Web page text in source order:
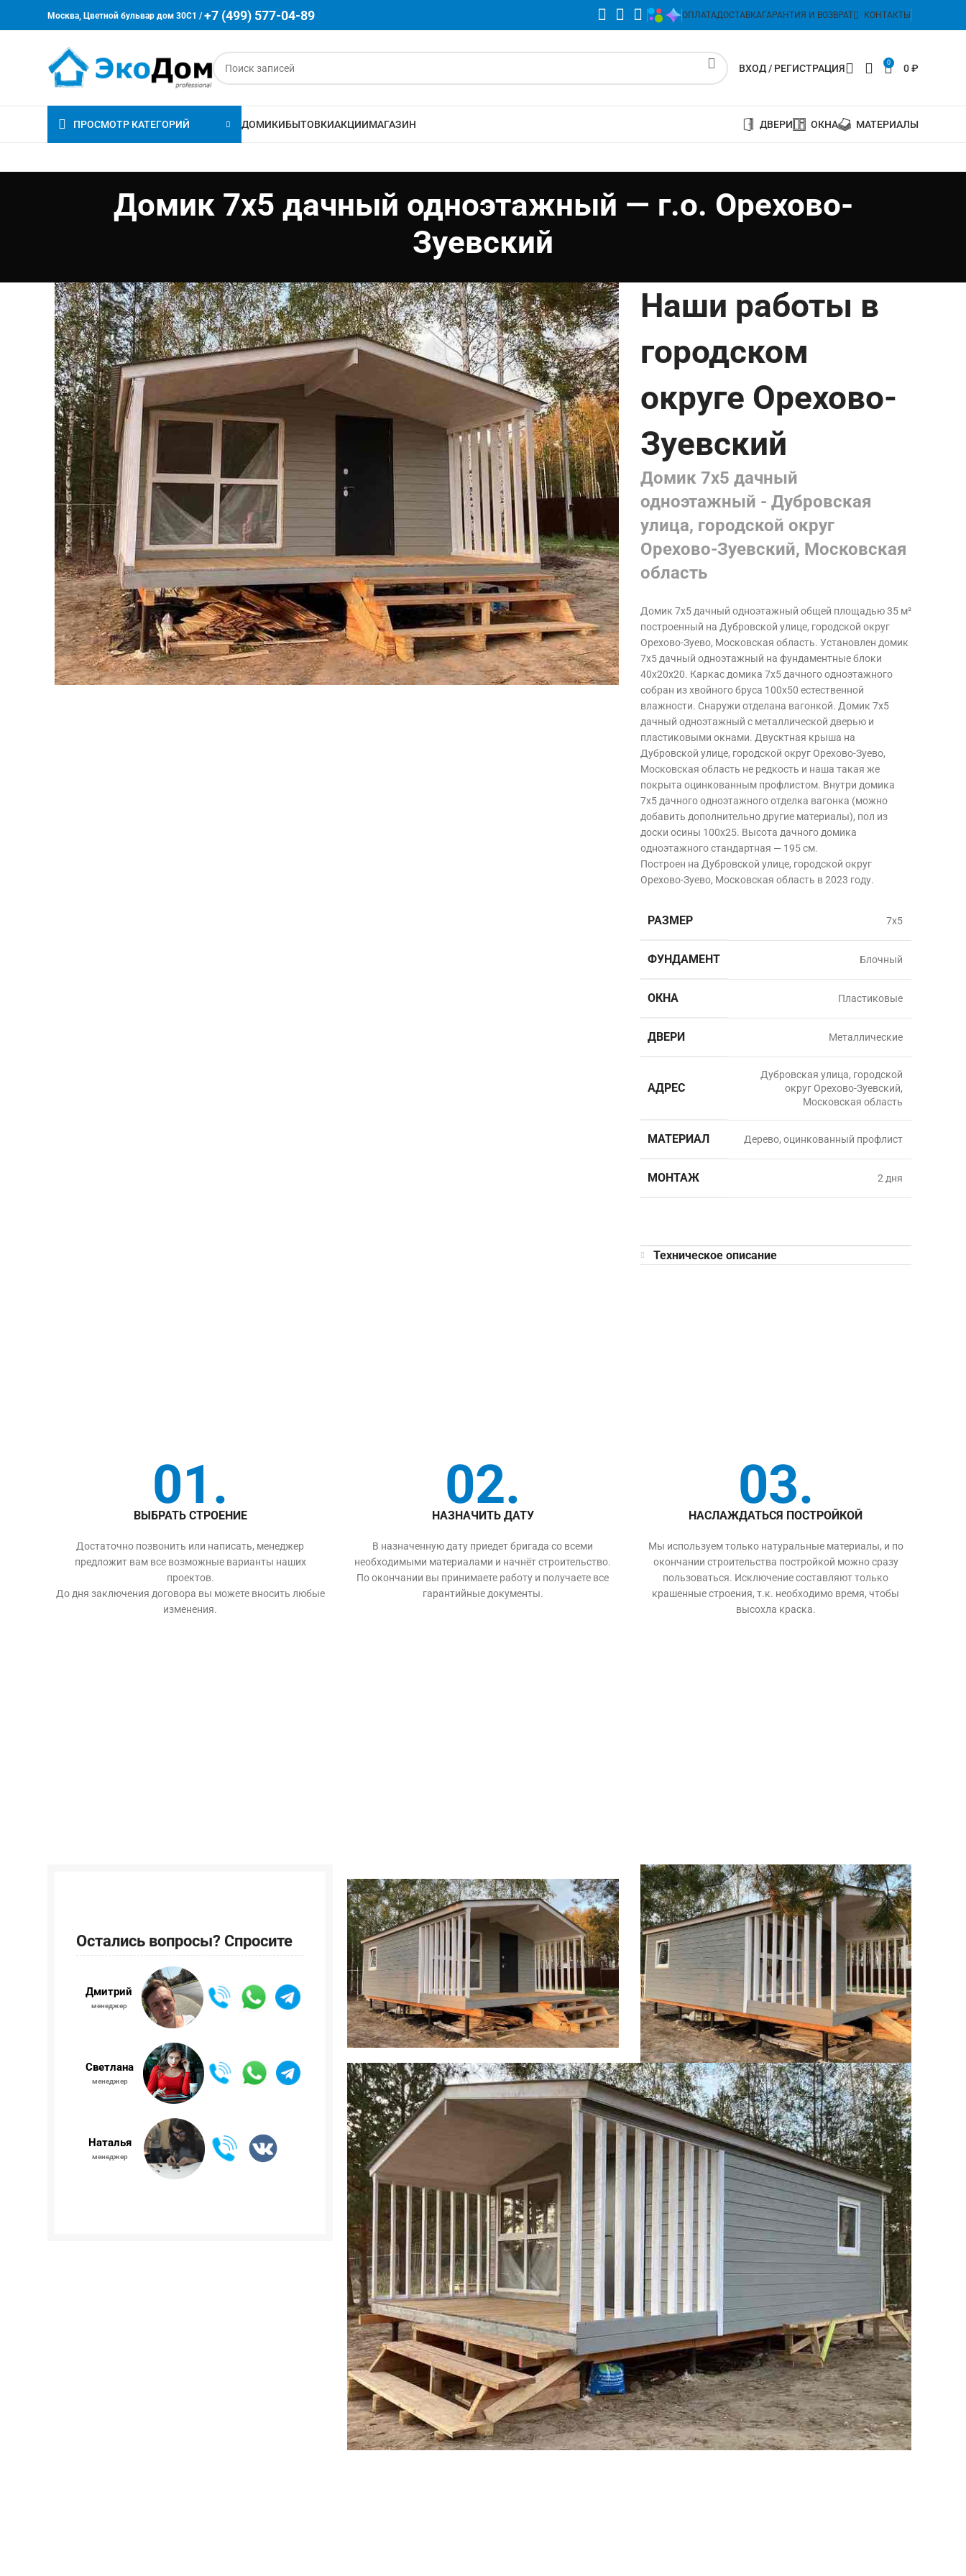
Москва, Цветной бульвар дом 30C1 / +7 (499) 577-04-89 ОПЛАТАДОСТАВКАГАРАНТИЯ И ВОЗВРАТ КОНТАКТЫ
ВХОД / РЕГИСТРАЦИЯ 0 0₽
ПРОСМОТР КАТЕГОРИЙ ДОМИКИБЫТОВКИАКЦИИМАГАЗИН ДВЕРИ ОКНА МАТЕРИАЛЫ
Домик 7х5 дачный одноэтажный — г.о. Орехово-
Зуевский
Наши работы в
городском
округе Орехово-
Зуевский
Домик 7х5 дачный
одноэтажный - Дубровская
улица, городской округ
Орехово-Зуевский, Московская
область
Домик 7х5 дачный одноэтажный общей площадью 35 м²
построенный на Дубровской улице, городской округ
Орехово-Зуево, Московская область. Установлен домик
7х5 дачный одноэтажный на фундаментные блоки
40х20х20. Каркас домика 7х5 дачного одноэтажного
собран из хвойного бруса 100х50 естественной
влажности. Снаружи отделана вагонкой. Домик 7х5
дачный одноэтажный с металлической дверью и
пластиковыми окнами. Двусктная крыша на
Дубровской улице, городской округ Орехово-Зуево,
Московская область не редкость и наша такая же
покрыта оцинкованным профлистом. Внутри домика
7х5 дачного одноэтажного отделка вагонка (можно
добавить дополнительно другие материалы), пол из
доски осины 100х25. Высота дачного домика
одноэтажного стандартная — 195 см.
Построен на Дубровской улице, городской округ
Орехово-Зуево, Московская область в2023 году.
РАЗМЕР 7х5
ФУНДАМЕНТ Блочный
ОКНА Пластиковые
ДВЕРИ Металлические
АДРЕС
Дубровская улица, городской
округ Орехово-Зуевский,
Московская область
МАТЕРИАЛ Дерево, оцинкованный профлист
МОНТАЖ 2 дня
Техническое описание
01.
ВЫБРАТЬ СТРОЕНИЕ
Достаточно позвонить или написать, менеджер
предложит вам все возможные варианты наших
проектов.
До дня заключения договора вы можете вносить любые
изменения.
02.
НАЗНАЧИТЬ ДАТУ
В назначенную дату приедет бригада со всеми
необходимыми материалами и начнёт строительство.
По окончании вы принимаете работу и получаете все
гарантийные документы.
03.
НАСЛАЖДАТЬСЯ ПОСТРОЙКОЙ
Мы используем только натуральные материалы, и по
окончании строительства постройкой можно сразу
пользоваться. Исключение составляют только
крашенные строения, т.к. необходимо время, чтобы
высохла краска.
Остались вопросы? Спросите
Дмитрий
менеджер
Светлана
менеджер
Наталья
менеджер